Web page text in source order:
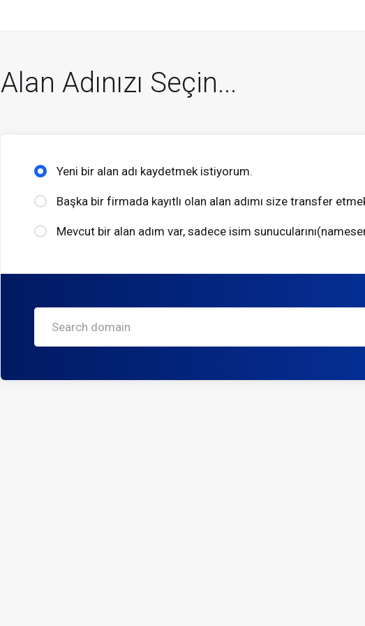
Alan Adınızı Seçin...
Yeni bir alan adı kaydetmek istiyorum.
Başka bir firmada kayıtlı olan alan adımı size transfer
Mevcut bir alan adım var, sadece isim